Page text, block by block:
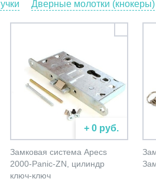
Дверные молотки (кнокеры)
+ 0 руб.
Замковая система Apecs
2000-Panic-ZN, цилиндр
ключ-ключ